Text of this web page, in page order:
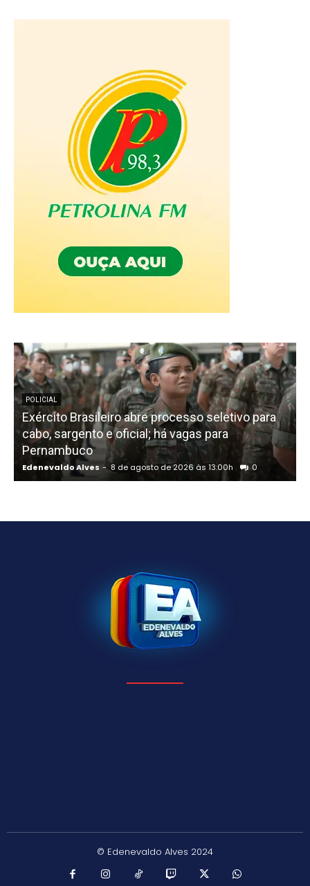
POLICIAL
Exército Brasileiro abre processo seletivo para
cabo, sargento e oficial; há vagas para
Pernambuco
Edenevaldo Alves - 8 de agosto de 2026 às 13:00h 0
© Edenevaldo Alves 2024